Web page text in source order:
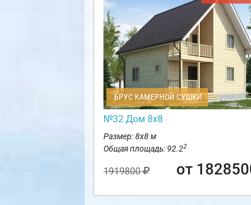
БРУС КАМЕРНОЙ СУШКИ
№32 Дом 8х8
Размер: 8х8 м
Общая площадь: 92.22
1919800 от